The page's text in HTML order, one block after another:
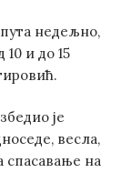
недељно,
и до 15
је
весла,
спасавање на